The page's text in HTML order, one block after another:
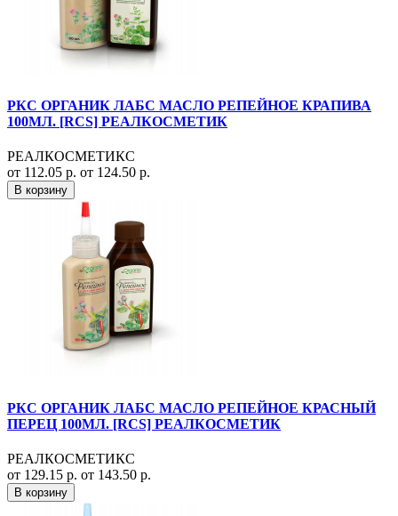
РКС ОРГАНИК ЛАБС МАСЛО РЕПЕЙНОЕ КРАПИВА
100МЛ. [RCS] РЕАЛКОСМЕТИК
РЕАЛКОСМЕТИКС
от 112.05 р. от 124.50 р.
В корзину
РКС ОРГАНИК ЛАБС МАСЛО РЕПЕЙНОЕ КРАСНЫЙ
ПЕРЕЦ 100МЛ. [RCS] РЕАЛКОСМЕТИК
РЕАЛКОСМЕТИКС
от 129.15 р. от 143.50 р.
В корзину